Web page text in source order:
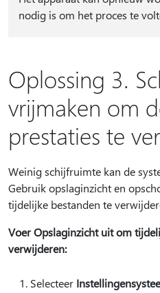
nodig is om het proces te
Oplossing 3.
vrijmaken om
prestaties te
Weinig schijfruimte kan de
Gebruik opslaginzicht en
tijdelijke bestanden te
Voer Opslaginzicht uit om
verwijderen:
Selecteer Instellingen